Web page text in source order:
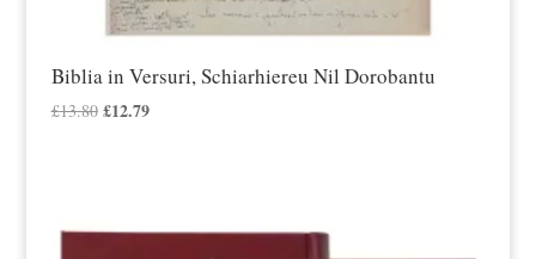
Biblia in Versuri, Schiarhiereu Nil Dorobantu
£13.80 Prețul
£12.79Prețul